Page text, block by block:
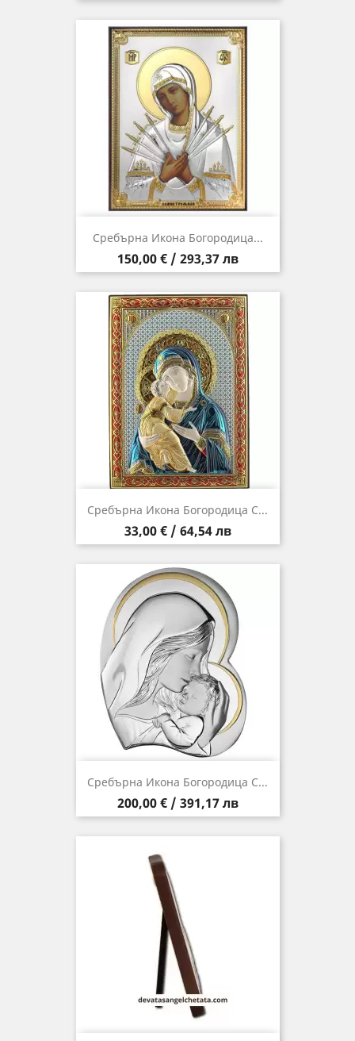
Сребърна Икона Богородица...
Цена
150,00 € / 293,37 лв
Сребърна Икона Богородица С...
Цена
33,00 € / 64,54 лв
Сребърна Икона Богородица С...
Цена
200,00 € / 391,17 лв